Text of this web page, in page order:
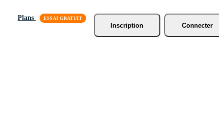
Plans
Inscription
Connecter